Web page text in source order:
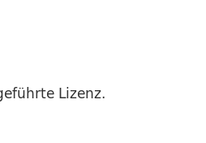
Lizenz.